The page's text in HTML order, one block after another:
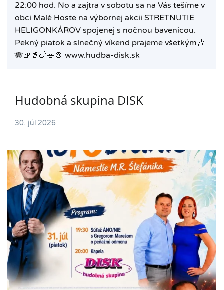
22:00 hod. No a zajtra v sobotu sa na Vás tešíme v
obci Malé Hoste na výbornej akcii STRETNUTIE
HELIGONKÁROV spojenej s nočnou bavenicou.
Pekný piatok a slnečný víkend prajeme všetkým🎶
🪗🍺🥤🍗🥗🍲 www.hudba-disk.sk
Hudobná skupina DISK
30. júl 2026